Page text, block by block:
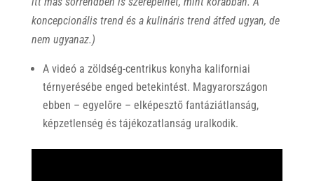
koncepcionális trend és a kulináris trend átfed ugyan, de
nem ugyanaz.)
A videó a zöldség-centrikus konyha kaliforniai
térnyerésébe enged betekintést. Magyarországon
ebben – egyelőre – elképesztő fantáziátlanság,
képzetlenség és tájékozatlanság uralkodik.